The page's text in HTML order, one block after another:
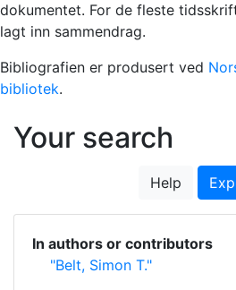
dokumentet. For de fleste
lagt inn sammendrag.
Bibliografien er produsert ved
bibliotek.
Your search
Help
In authors or contributors
"Belt, Simon T."